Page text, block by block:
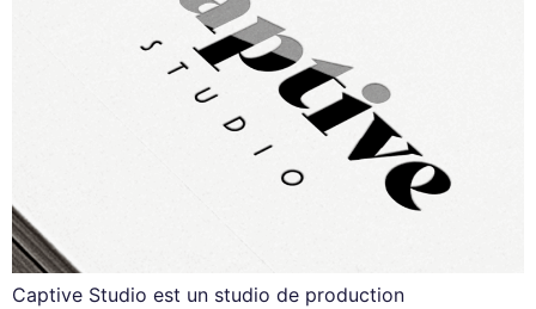
Captive Studio est un studio de production